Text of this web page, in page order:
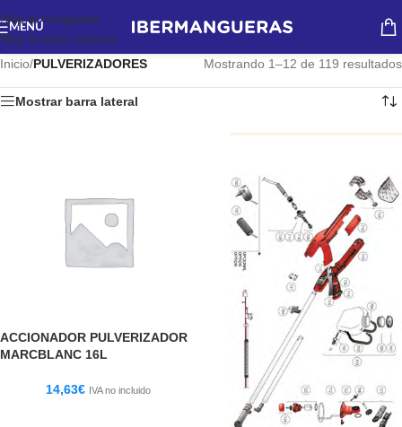
Skip to navigation
Skip to main content
MENÚ
Inicio/PULVERIZADORES Mostrando 1–12 de 119 resultados
Mostrar barra lateral
ACCIONADOR PULVERIZADOR
MARCBLANC 16L
14,63€ IVA no incluido